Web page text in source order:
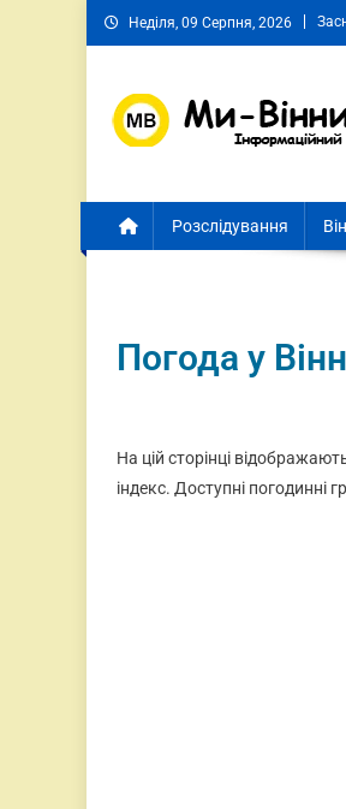
Неділя, 09 Серпня, 2026
Розслідування
Погода у
На цій сторінці
індекс. Доступні погодинні